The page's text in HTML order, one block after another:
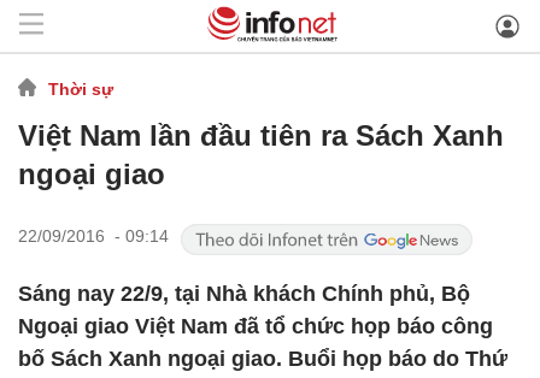
Thời sự
Việt Nam lần đầu tiên ra Sách Xanh
ngoại giao
22/09/2016 - 09:14
Sáng nay 22/9, tại Nhà khách Chính phủ, Bộ
Ngoại giao Việt Nam đã tổ chức họp báo công
bố Sách Xanh ngoại giao. Buổi họp báo do Thứ